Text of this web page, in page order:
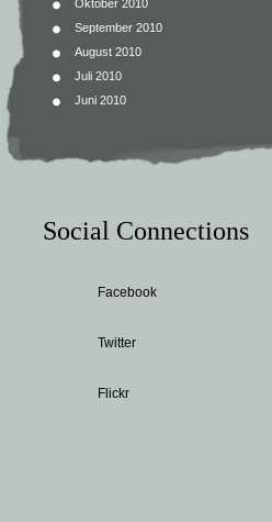
Oktober 2010
September 2010
August 2010
Juli 2010
Juni 2010
Social Connections
Facebook
Twitter
Flickr